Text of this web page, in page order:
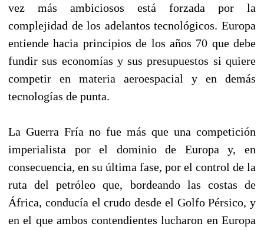
vez más ambiciosos está forzada por la
complejidad de los adelantos tecnológicos. Europa
entiende hacia principios de los años 70 que debe
fundir sus economías y sus presupuestos si quiere
competir en materia aeroespacial y en demás
tecnologías de punta.
La Guerra Fría no fue más que una competición
imperialista por el dominio de Europa y, en
consecuencia, en su última fase, por el control de la
ruta del petróleo que, bordeando las costas de
África, conducía el crudo desde el Golfo Pérsico, y
en el que ambos contendientes lucharon en Europa